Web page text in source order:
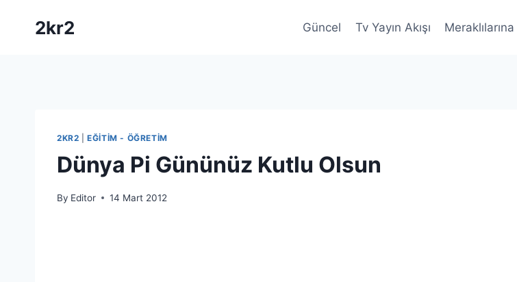
2kr2 Güncel Tv Yayın Akışı Meraklılarına
2KR2 |EĞITIM - ÖĞRETIM
Dünya Pi Gününüz Kutlu Olsun
By Editor 14 Mart 2012